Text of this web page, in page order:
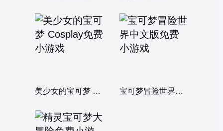
美少女的宝可梦 Cosplay 宝可梦冒险世界中文版